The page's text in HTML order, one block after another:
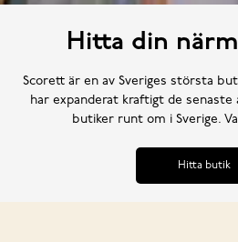
Hitta din
Scorett är en av Sveriges största
har expanderat kraftigt de senaste
butiker runt om i Sverige.
Hitta butik